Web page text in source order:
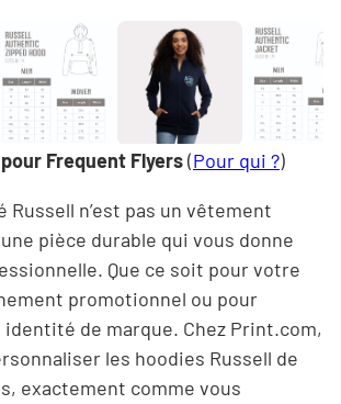
Frequent Flyers(Pour qui ?)
Russell n’est pas un vêtement
pièce durable qui vous donne
Que ce soit pour votre
promotionnel ou pour
de marque. Chez Print.com,
les hoodies Russell de
exactement comme vous